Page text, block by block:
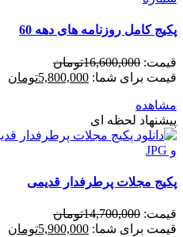
پکیج کامل روزنامه های دهه 60
قیمت: 16,600,000تومان
قیمت برای شما: 5,800,000تومان
مشاهده
پیشنهاد لحظه ای
پکیج مجلات پرطرفدار قدیمی
قیمت: 14,700,000تومان
قیمت برای شما: 5,900,000تومان